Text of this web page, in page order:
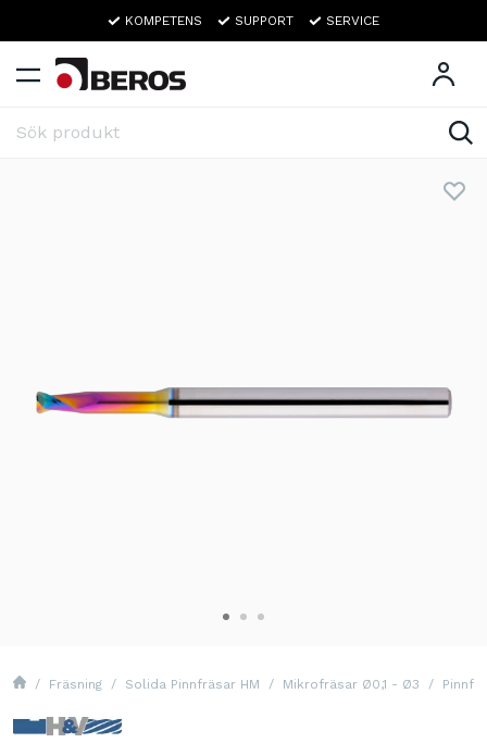
KOMPETENS SUPPORT SERVICE
Fräsning Solida Pinnfräsar HM Mikrofräsar Ø0,1 - Ø3